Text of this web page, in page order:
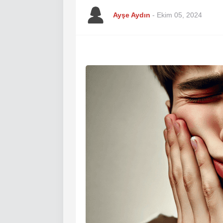
Ayşe Aydın - Ekim 05, 2024